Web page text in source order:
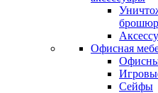
Офисная
Сейфы